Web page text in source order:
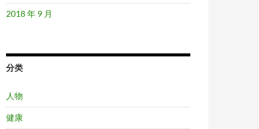
2018 年 9 月
分类
人物
健康